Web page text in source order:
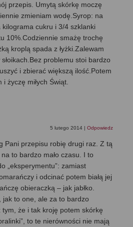
przepis. Umytą skórkę moczę
zmieniam wodę.Syrop: na
kilograma cukru i 3/4 szklanki
10%.Codziennie smażę trochę
kroplą spada z łyżki.Zalewam
problemu stoi bardzo
i zbierać większą ilość.Potem
życzę miłych Świąt.
5 lutego 2014 | Odpowiedz
Pani przepisu robię drugi raz. Z tą
to bardzo mało czasu. I to
„eksperymentu”: zamiast
i odcinać potem białą jej
obieraczką – jak jabłko.
jak to one, ale za to bardzo
że i tak kroję potem skórkę
to te nierówności nie mają